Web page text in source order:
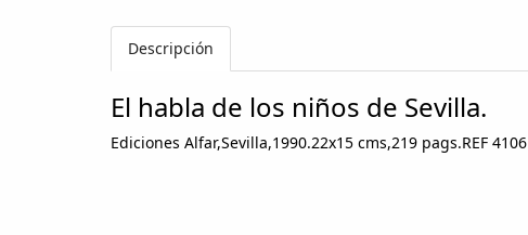
Descripción
El habla de los niños de Sevilla.
Ediciones Alfar,Sevilla,1990.22x15 cms,219 pags.REF 4106